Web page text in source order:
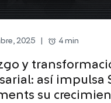
2025 alarm 4 min
y
así impulsa
su